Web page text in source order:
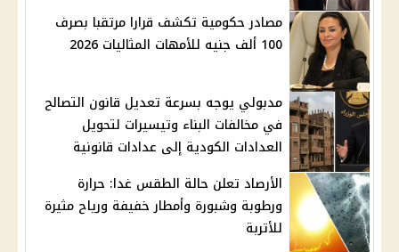
مصادر حكومية تكشف قرارا مرتقبا بصرف
100 ألف جنيه للأمهات المثاليات 2026
مدبولي يوجه بسرعة تعديل قانون التصالح
في مخالفات البناء وتيسيرات لتحويل
العدادات الكودية إلى عدادات قانونية
الأرصاد تعلن حالة الطقس غدا: حرارة
ورطوبة وشبورة وأمطار خفيفة ورياح مثيرة
للأتربة